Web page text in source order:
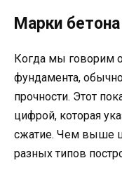
Марки
Когда мы говорим
фундамента,
прочности. Этот
цифрой, которая
сжатие. Чем выше
разных типов